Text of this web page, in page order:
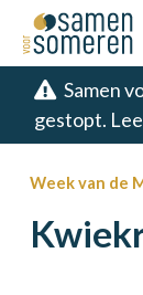
Samen
gestopt.
Week van de